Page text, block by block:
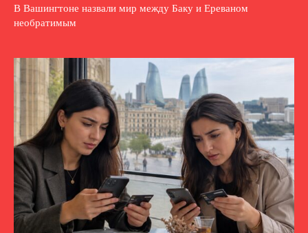
В Вашингтоне назвали мир между Баку и Ереваном
необратимым